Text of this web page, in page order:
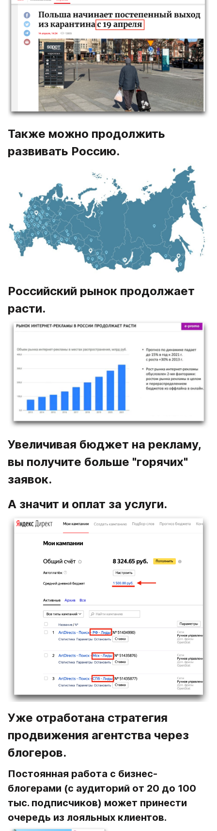
Также можно продолжить
развивать Россию.
Российский рынок продолжает
расти.
Увеличивая бюджет на рекламу,
вы получите больше "горячих"
заявок.
А значит и оплат за услуги.
Уже отработана стратегия
продвижения агентства через
блогеров.
Постоянная работа с бизнес-
блогерами (с аудиторий от 20 до 100
тыс. подписчиков) может принести
очередь из лояльных клиентов.